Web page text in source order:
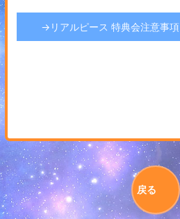
→リアルピース 特典会注意事項
戻る